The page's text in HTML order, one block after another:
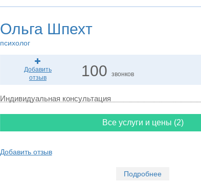
Ольга Шпехт
психолог
Добавить
отзыв
100звонков
Индивидуальная консультация
Все услуги и цены (2)
Добавить отзыв
Подробнее